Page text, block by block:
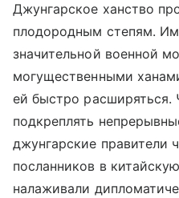
Джунгарское ханство
плодородным степям.
значительной военной
могущественными
ей быстро расширяться.
подкреплять
джунгарские правители
посланников в
налаживали